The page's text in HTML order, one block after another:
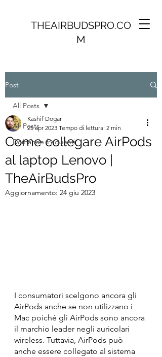
THEAIRBUDSPRO.CO
M
Post
All Posts
Domande frequenti
All Posts
Come collegare AirPods
al laptop Lenovo |
TheAirBudsPro
Kashif Dogar
25 apr 2023 Tempo di lettura: 2 min
Aggiornamento: 24 giu 2023
I consumatori scelgono ancora gli
AirPods anche se non utilizzano i
Mac poiché gli AirPods sono ancora
il marchio leader negli auricolari
wireless. Tuttavia, AirPods può
anche essere collegato al sistema